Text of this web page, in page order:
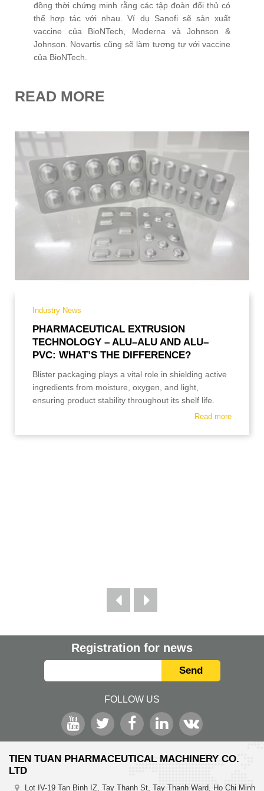
đồng thời chứng minh rằng các tập đoàn đối thủ có
thể hợp tác với nhau. Ví dụ Sanofi sẽ sản xuất
vaccine của BioNTech, Moderna và Johnson &
Johnson. Novartis cũng sẽ làm tương tự với vaccine
của BioNTech.
READ MORE
Industry News
PHARMACEUTICAL EXTRUSION
TECHNOLOGY – ALU–ALU AND ALU–
PVC: WHAT’S THE DIFFERENCE?
Blister packaging plays a vital role in shielding active
ingredients from moisture, oxygen, and light,
ensuring product stability throughout its shelf life.
Read more
Registration for news
Send
FOLLOW US
TIEN TUAN PHARMACEUTICAL MACHINERY CO.
LTD
Lot IV-19 Tan Binh IZ, Tay Thanh St, Tay Thanh Ward, Ho Chi Minh